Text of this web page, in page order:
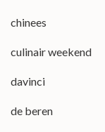
chinees
culinair weekend
davinci
de beren